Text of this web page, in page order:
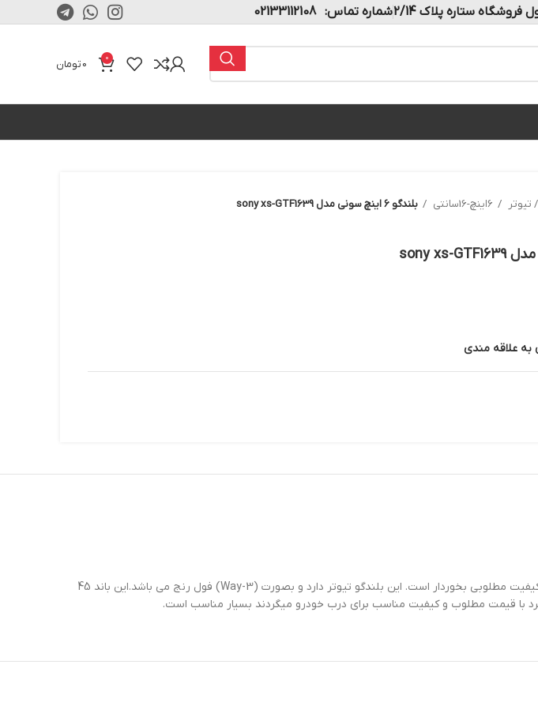
ستاره پلاک 2/14 شماره تماس: 02133112108
0
0تومان
تیوتر 6اینچ-16سانتی بلندگو ۶ اینچ سونی مدل sony xs-GTF1639
به علاقه مندی
این بلندگو ساخت 2019 میباشد. بلندگوی گرد 1639 مناسب برای نصب در درب انواع خودرو ها بوده و از کیفیت مطلوبی بخوردار است. این بلندگو تیوتر دارد و بصورت (3-Way) فول رنج می باشد.این باند 45